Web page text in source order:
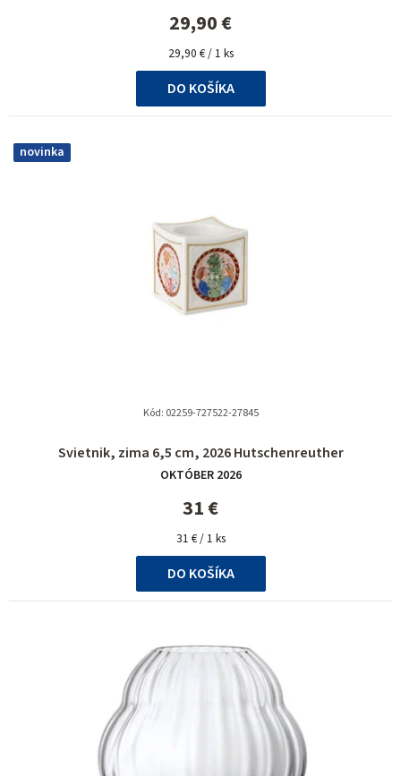
29,90 €
Jednotková
cena:
29,90 € / 1 ks
DO KOŠÍKA
novinka
Svietnik, zima 6,5 cm, 2026 Hutschenreuther
OKTÓBER 2026
31 €
Jednotková
cena:
31 € / 1 ks
DO KOŠÍKA
Kód: 02259-727522-27845